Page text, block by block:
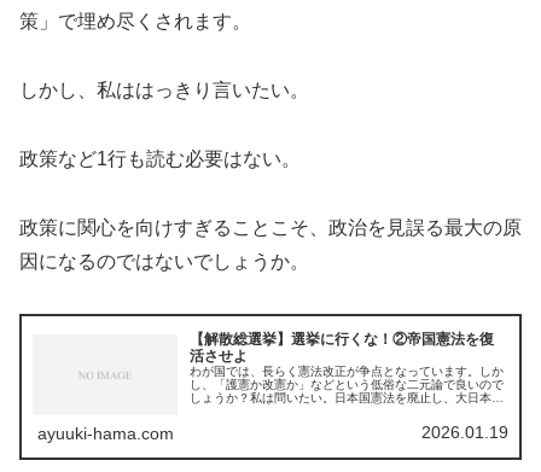
策」で埋め尽くされます。
しかし、私ははっきり言いたい。
政策など1行も読む必要はない。
政策に関心を向けすぎることこそ、政治を見誤る最大の原
因になるのではないでしょうか。
【解散総選挙】選挙に行くな！②帝国憲法を復
活させよ
わが国では、長らく憲法改正が争点となっています。しか
し、「護憲か改憲か」などという低俗な二元論で良いので
しょうか？私は問いたい。日本国憲法を廃止し、大日本帝
ayuuki-hama.com 2026.01.19